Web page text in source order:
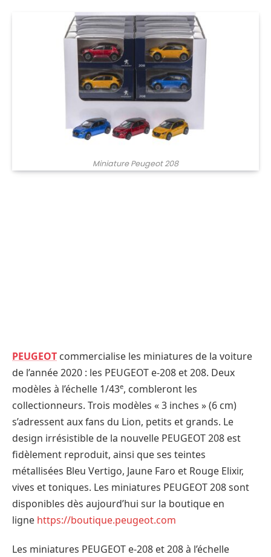
Miniature Peugeot 208
PEUGEOT commercialise les miniatures de la voiture
de l’année 2020 : les PEUGEOT e-208 et 208. Deux
modèles à l’échelle 1/43e, combleront les
collectionneurs. Trois modèles « 3 inches » (6 cm)
s’adressent aux fans du Lion, petits et grands. Le
design irrésistible de la nouvelle PEUGEOT 208 est
fidèlement reproduit, ainsi que ses teintes
métallisées Bleu Vertigo, Jaune Faro et Rouge Elixir,
vives et toniques. Les miniatures PEUGEOT 208 sont
disponibles dès aujourd’hui sur la boutique en
ligne https://boutique.peugeot.com
Les miniatures PEUGEOT e-208 et 208 à l’échelle